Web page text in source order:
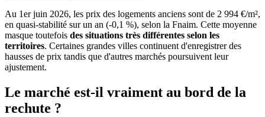
Au 1er juin 2026, les prix des logements anciens sont de 2 994 €/m²,
en quasi-stabilité sur un an (-0,1 %), selon la Fnaim. Cette moyenne
masque toutefois des situations très différentes selon les
territoires. Certaines grandes villes continuent d'enregistrer des
hausses de prix tandis que d'autres marchés poursuivent leur
ajustement.
Le marché est-il vraiment au bord de la
rechute ?